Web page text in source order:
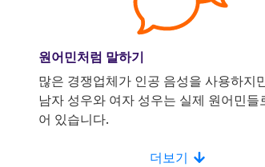
원어민처럼 말하기
많은 경쟁업체가 인공 음성을 사용하지
남자 성우와 여자 성우는 실제 원어민들
어 있습니다.
더보기